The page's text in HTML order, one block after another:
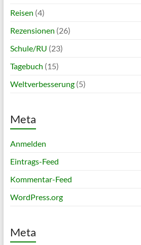
Reisen (4)
Rezensionen (26)
Schule/RU (23)
Tagebuch (15)
Weltverbesserung(5)
Meta
Anmelden
Eintrags-Feed
Kommentar-Feed
WordPress.org
Meta